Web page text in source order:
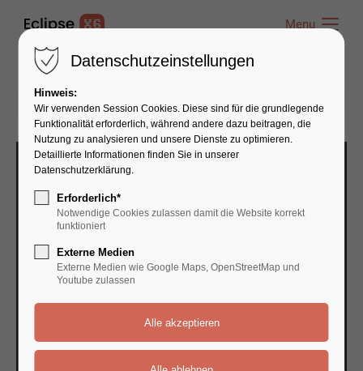
Menu
APPLE ROCKS
Datenschutzeinstellungen
Hinweis:
Wir verwenden Session Cookies. Diese sind für die grundlegende
Funktionalität erforderlich, während andere dazu beitragen, die
Nutzung zu analysieren und unsere Dienste zu optimieren.
Detaillierte Informationen finden Sie in unserer
Datenschutzerklärung.
Erforderlich*
Notwendige Cookies zulassen damit die Website korrekt
funktioniert
Externe Medien
Externe Medien wie Google Maps, OpenStreetMap und
Youtube zulassen
Menu